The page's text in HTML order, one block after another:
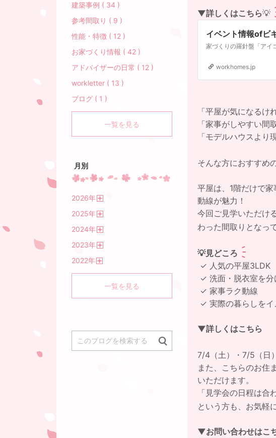
▼詳しくはこちら💡
イベント情報ofビ
workhomes.jp
「平屋が気になるけ
「家事がしやすい間
「モデルハウスより
そんな方におすすめ
平屋は、1階だけで
動線が魅力！
今回ご見学いただけ
わった間取りとなっ
💡見どころ
✓ 人気の平屋3LDK
✓ 洗面・脱衣室を分
✓ 家事ラク動線
✓ 実際の暮らしを
▼詳しくはこちら
7/4（土）・7/5（日
また、こちらのお住
いただけます。
「見学会の日程は合
という方も、お気軽
▼お問い合わせはこ
建築事例 ( 34 )
参考間取り ( 9 )
性能・特徴 ( 12 )
お家づくり情報 ( 42 )
アドバイザーの日常 ( 12 )
workletter ( 13 )
ブログ ( 1 )
一覧を見る
月別
2026年
2025年
2024年
2023年
2022年
一覧を見る